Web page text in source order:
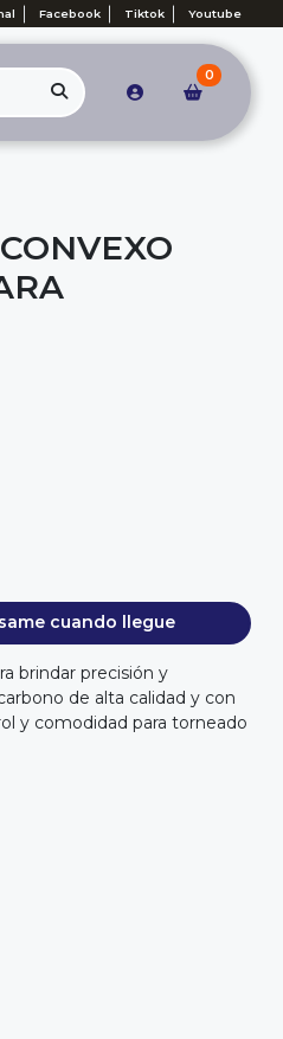
Facebook Tiktok Youtube
0
cuando llegue
brindar precisión y
de alta calidad y con
y comodidad para torneado